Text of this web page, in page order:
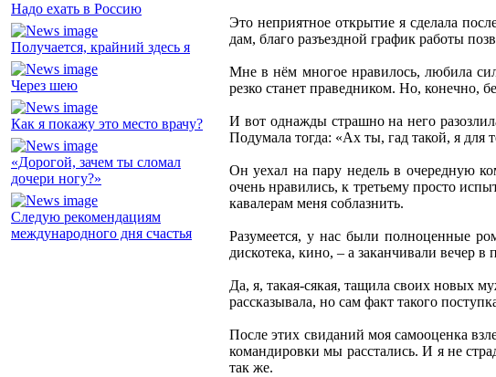
Надо ехать в Россию
Получается, крайний здесь я
Через шею
Как я покажу это место врачу?
«Дорогой, зачем ты сломал
дочери ногу?»
Следую рекомендациям
международного дня счастья
Это неприятное открытие я сделала
дам, благо разъездной график работы
Мне в нём многое нравилось, любила
резко станет праведником. Но, конечно,
И вот однажды страшно на него
Подумала тогда: «Ах ты, гад такой, я
Он уехал на пару недель в очередную
очень нравились, к третьему просто
кавалерам меня соблазнить.
Разумеется, у нас были полноценные
дискотека, кино, – а заканчивали вечер
Да, я, такая-сякая, тащила своих новых
рассказывала, но сам факт такого
После этих свиданий моя самооценка
командировки мы расстались. И я не
так же.